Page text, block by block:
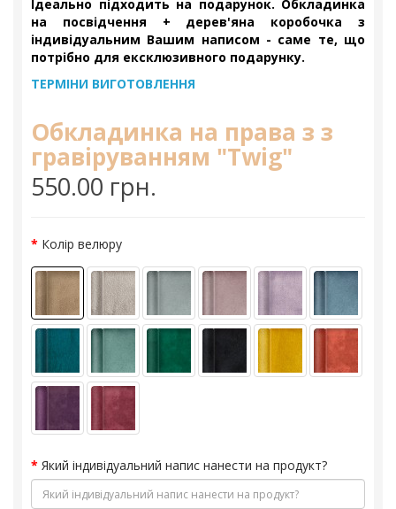
Ідеально підходить на подарунок. Обкладинка
на посвідчення + дерев'яна коробочка з
індивідуальним Вашим написом - саме те, що
потрібно для ексклюзивного подарунку.
ТЕРМІНИ ВИГОТОВЛЕННЯ
Обкладинка на права з з
гравіруванням "Twig"
550.00 грн.
Колір велюру
Який індивідуальний напис нанести на продукт?